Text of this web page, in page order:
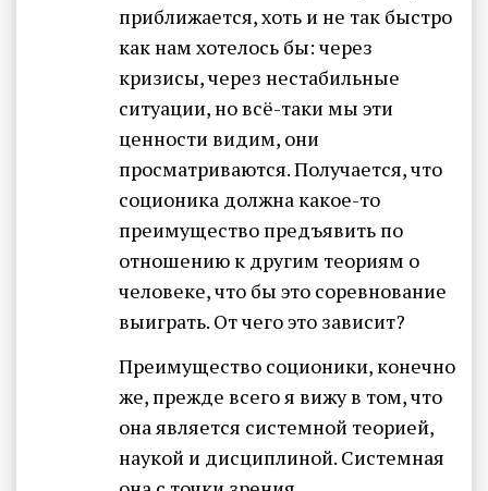
приближается, хоть и не так быстро
как нам хотелось бы: через
кризисы, через нестабильные
ситуации, но всё-таки мы эти
ценности видим, они
просматриваются. Получается, что
соционика должна какое-то
преимущество предъявить по
отношению к другим теориям о
человеке, что бы это соревнование
выиграть. От чего это зависит?
Преимущество соционики, конечно
же, прежде всего я вижу в том, что
она является системной теорией,
наукой и дисциплиной. Системная